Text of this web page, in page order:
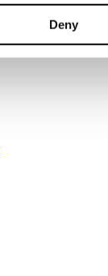
Deny